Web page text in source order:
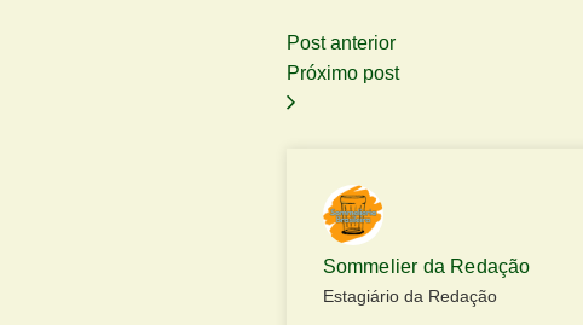
Post anterior
Próximo post
Sommelier da Redação
Estagiário da Redação